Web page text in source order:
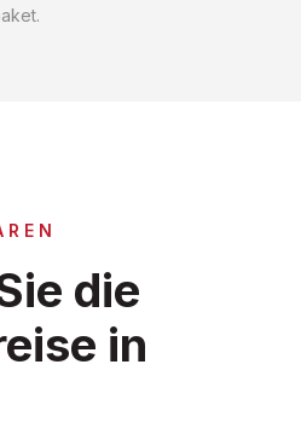
die
in